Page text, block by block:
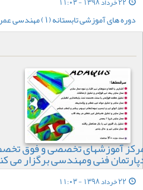
دوره های آموزشی تابستانه (1) مهندسی عمران
آموزشهای تخصصی و فوق
فنی ومهندسی برگزار می